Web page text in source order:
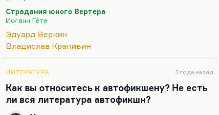
вообще первооснова мира. Это готическое
мировоззрение. Я поэтому все время настаиваю
Что значит это СВО?
Нет больше ничего,
На чем бы все стояло.
И мрамор, и гранит,
Страдания юного Вертера
Иоганн Гёте
Эдуард Веркин
Владислав Крапивин
ЛИТЕРАТУРА 3 года назад
Как вы относитесь к автофикшену? Не есть
ли вся литература автофикшн?